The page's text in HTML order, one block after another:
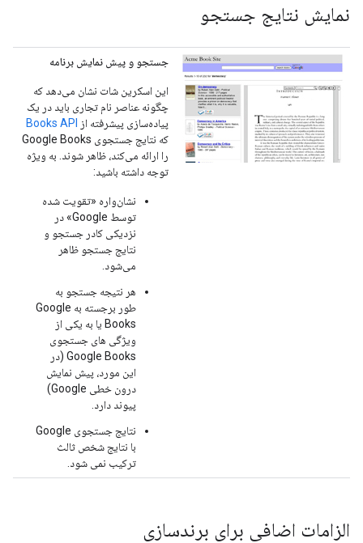
نمایش نتایج جستجو
جستجو و پیش نمایش برنامه
این اسکرین شات نشان می‌دهد که
چگونه عناصر نام تجاری باید در یک
پیاده‌سازی پیشرفته از Books API
که نتایج جستجوی Google Books
را ارائه می‌کند، ظاهر شوند. به ویژه
توجه داشته باشید:
نشان‌واره «تقویت شده
توسط Google» در
نزدیکی کادر جستجو و
نتایج جستجو ظاهر
می‌شود.
هر نتیجه جستجو به
طور برجسته به Google
Books یا به یکی از
ویژگی های جستجوی
Google Books (در
این مورد، پیش نمایش
درون خطی Google)
پیوند دارد.
نتایج جستجوی Google
با نتایج شخص ثالث
ترکیب نمی شود.
الزامات اضافی برای برندسازی